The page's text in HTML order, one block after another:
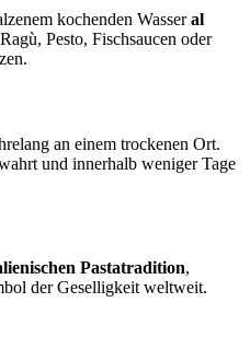
kochenden Wasseral
Pesto, Fischsaucen oder
an einem trockenen Ort.
und innerhalb weniger Tage
Pastatradition,
der Geselligkeit weltweit.